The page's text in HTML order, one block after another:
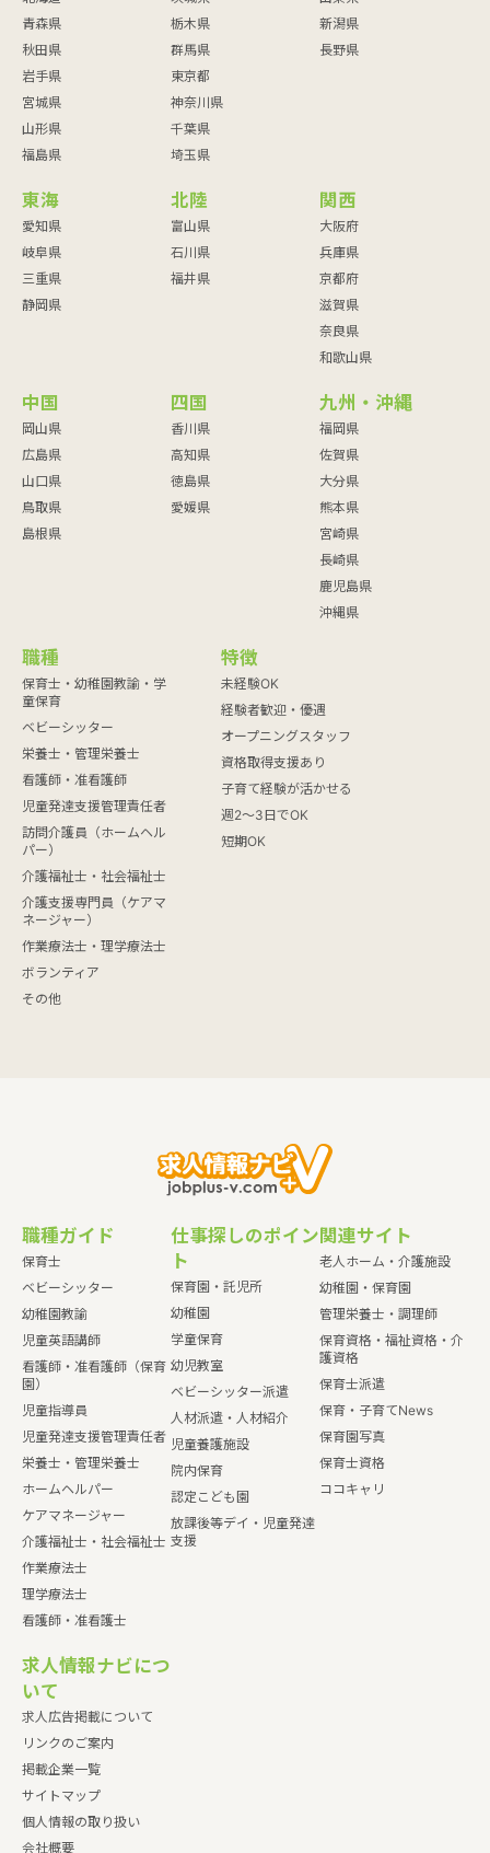
青森県
秋田県
岩手県
宮城県
山形県
福島県
栃木県
群馬県
東京都
神奈川県
千葉県
埼玉県
新潟県
長野県
東海
愛知県
岐阜県
三重県
静岡県
北陸
富山県
石川県
福井県
関西
大阪府
兵庫県
京都府
滋賀県
奈良県
和歌山県
中国
岡山県
広島県
山口県
鳥取県
島根県
四国
香川県
高知県
徳島県
愛媛県
九州・沖縄
福岡県
佐賀県
大分県
熊本県
宮崎県
長崎県
鹿児島県
沖縄県
職種
保育士・幼稚園教諭・学
童保育
ベビーシッター
栄養士・管理栄養士
看護師・准看護師
児童発達支援管理責任者
訪問介護員（ホームヘル
パー）
介護福祉士・社会福祉士
介護支援専門員（ケアマ
ネージャー）
作業療法士・理学療法士
ボランティア
その他
特徴
未経験OK
経験者歓迎・優遇
オープニングスタッフ
資格取得支援あり
子育て経験が活かせる
週2～3日でOK
短期OK
職種ガイド
保育士
ベビーシッター
幼稚園教諭
児童英語講師
看護師・准看護師（保育
園）
児童指導員
児童発達支援管理責任者
栄養士・管理栄養士
ホームヘルパー
ケアマネージャー
介護福祉士・社会福祉士
作業療法士
理学療法士
看護師・准看護士
仕事探しのポイン
ト
保育園・託児所
幼稚園
学童保育
幼児教室
ベビーシッター派遣
人材派遣・人材紹介
児童養護施設
院内保育
認定こども園
放課後等デイ・児童発達
支援
関連サイト
老人ホーム・介護施設
幼稚園・保育園
管理栄養士・調理師
保育資格・福祉資格・介
護資格
保育士派遣
保育・子育てNews
保育園写真
保育士資格
ココキャリ
求人情報ナビにつ
いて
求人広告掲載について
リンクのご案内
掲載企業一覧
サイトマップ
個人情報の取り扱い
会社概要